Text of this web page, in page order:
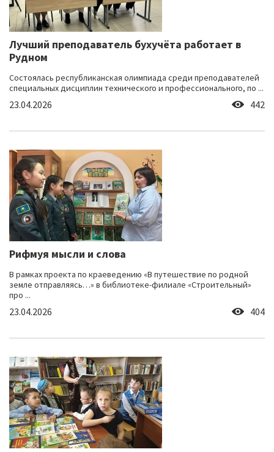
Лучший преподаватель бухучёта работает в
Рудном
Состоялась республиканская олимпиада среди преподавателей
специальных дисциплин технического и профессионального, по ...
23.04.2026 442
Рифмуя мысли и слова
В рамках проекта по краеведению «В путешествие по родной
земле отправляясь…» в библиотеке-филиале «Строительный»
про ...
23.04.2026 404